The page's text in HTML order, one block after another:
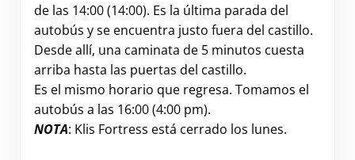
de las 14:00 (14:00). Es la última parada del
autobús y se encuentra justo fuera del castillo.
Desde allí, una caminata de 5 minutos cuesta
arriba hasta las puertas del castillo.
Es el mismo horario que regresa. Tomamos el
autobús a las 16:00 (4:00 pm).
NOTA: Klis Fortress está cerrado los lunes.